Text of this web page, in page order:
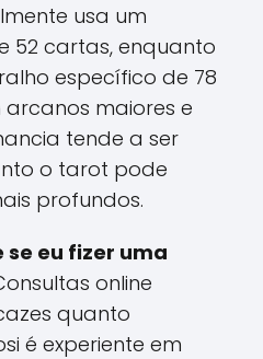
usa um
52 cartas, enquanto
específico de 78
maiores e
tende a ser
o tarot pode
profundos​.
se eu fizer uma
online
quanto
é experiente em